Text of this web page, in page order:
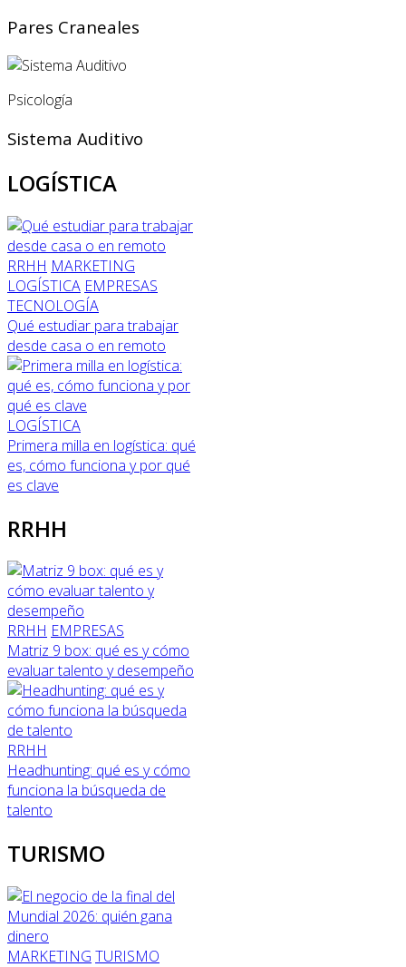
Pares Craneales
Psicología
Sistema Auditivo
LOGÍSTICA
RRHH MARKETING
LOGÍSTICA EMPRESAS
TECNOLOGÍA
Qué estudiar para trabajar
desde casa o en remoto
LOGÍSTICA
Primera milla en logística: qué
es, cómo funciona y por qué
es clave
RRHH
RRHH EMPRESAS
Matriz 9 box: qué es y cómo
evaluar talento y desempeño
RRHH
Headhunting: qué es y cómo
funciona la búsqueda de
talento
TURISMO
MARKETING TURISMO